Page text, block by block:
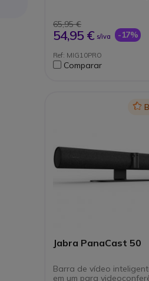
Banda tradicional:
446.09375 MHz
Função Auto Power
poupança
bateria
Conector 2 pin (tipo
65,95 €
54,95 € s/iva -17%
Ref: MIG10PRO
Comparar
Icon
Jabra PanaCast 50
Barra de vídeo
em um para